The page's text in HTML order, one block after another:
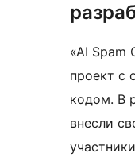
«AI
проект с
кодом. В
внесли